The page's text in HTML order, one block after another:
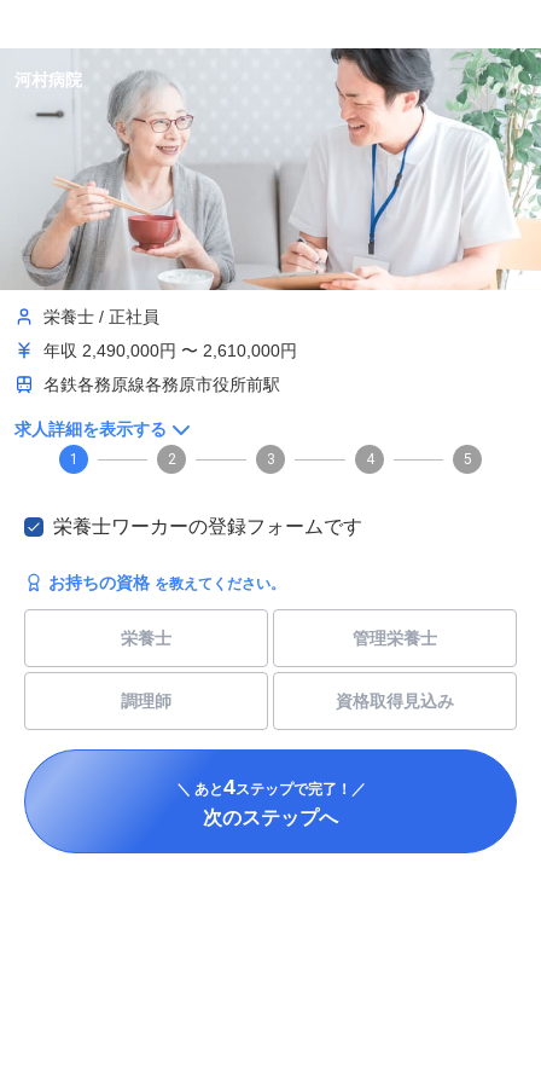
河村病院
栄養士 / 正社員
年収 2,490,000円 〜 2,610,000円
名鉄各務原線各務原市役所前駅
求人詳細を表示する
1 2 3 4 5
栄養士ワーカーの登録フォームです
お持ちの資格 を教えてください。
栄養士 管理栄養士
調理師 資格取得見込み
＼ あと4ステップで完了！／
次のステップへ